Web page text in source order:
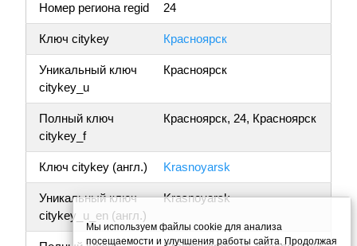
Номер региона regid
24
Ключ citykey Красноярск
Уникальный ключ
citykey_u
Красноярск
Полный ключ
citykey_f
Красноярск, 24, Красноярск
Ключ citykey (англ.) Krasnoyarsk
Уникальный ключ
citykey_u_en (англ.)
Krasnoyarsk
Мы используем файлы cookie для анализа
посещаемости и улучшения работы сайта. Продолжая